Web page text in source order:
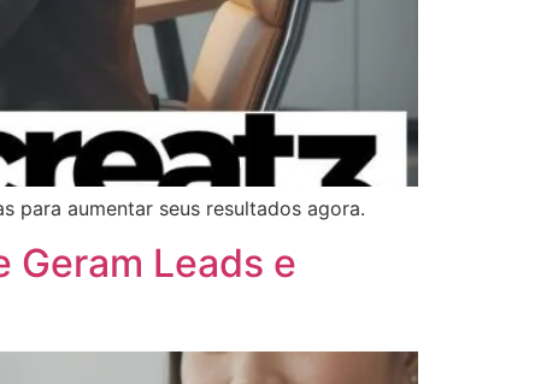
para aumentar seus resultados agora.
Geram Leads e